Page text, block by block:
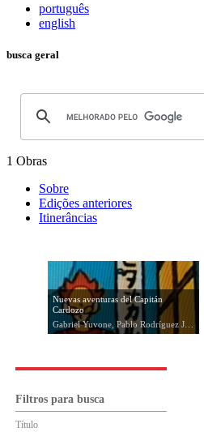
português
english
busca geral
1 Obras
Sobre
Edições anteriores
Itinerâncias
Nuevas aventuras del Capitán
Cardozo
Filtros para busca
Título